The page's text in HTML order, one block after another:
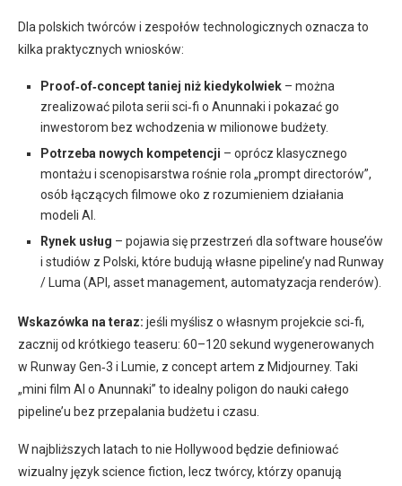
Dla polskich twórców i zespołów technologicznych oznacza to
kilka praktycznych wniosków:
Proof‑of‑concept taniej niż kiedykolwiek – można
zrealizować pilota serii sci‑fi o Anunnaki i pokazać go
inwestorom bez wchodzenia w milionowe budżety.
Potrzeba nowych kompetencji – oprócz klasycznego
montażu i scenopisarstwa rośnie rola „prompt directorów”,
osób łączących filmowe oko z rozumieniem działania
modeli AI.
Rynek usług – pojawia się przestrzeń dla software house’ów
i studiów z Polski, które budują własne pipeline’y nad Runway
/ Luma (API, asset management, automatyzacja renderów).
Wskazówka na teraz: jeśli myślisz o własnym projekcie sci‑fi,
zacznij od krótkiego teaseru: 60–120 sekund wygenerowanych
w Runway Gen‑3 i Lumie, z concept artem z Midjourney. Taki
„mini film AI o Anunnaki” to idealny poligon do nauki całego
pipeline’u bez przepalania budżetu i czasu.
W najbliższych latach to nie Hollywood będzie definiować
wizualny język science fiction, lecz twórcy, którzy opanują